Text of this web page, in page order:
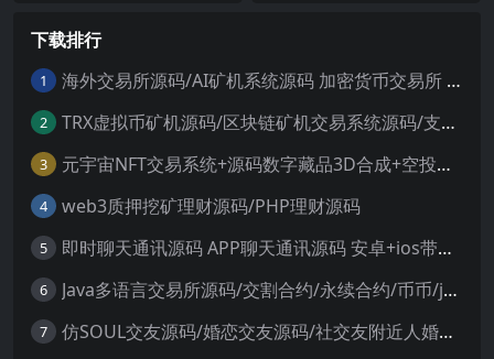
无需人工干预！是网页大数据采集
软件中完全跨平台的云端爬虫系
统。采集器特点：网页爬虫...
序全覆...
下载排行
1 海外交易所源码/AI矿机系统源码 加密货币交易所 智能交易所源码
2 TRX虚拟币矿机源码/区块链矿机交易系统源码/支持 4国语言+usdt充值+搭建视频教程
3 元宇宙NFT交易系统+源码数字藏品3D合成+空投盲盒玩法抽集卡
4 web3质押挖矿理财源码/PHP理财源码
5 即时聊天通讯源码 APP聊天通讯源码 安卓+ios带后端源码控制
6 Java多语言交易所源码/交割合约/永续合约/币币/java服务端
7 仿SOUL交友源码/婚恋交友源码/社交友附近人婚恋约仿陌陌APP源码系统